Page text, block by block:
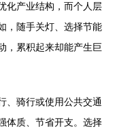
化产业结构，而个人层
，随手关灯、选择节能
，累积起来却能产生巨
、骑行或使用公共交通
体质、节省开支。选择